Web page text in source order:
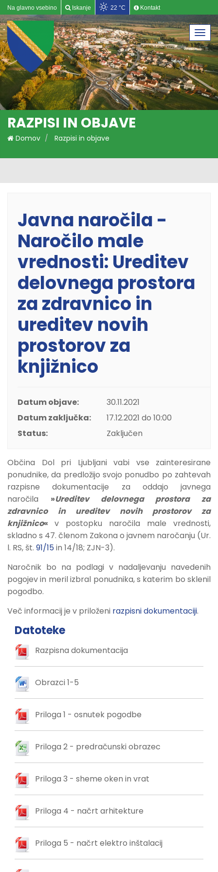
Na glavno vsebino Iskanje 22 °C Kontakt
RAZPISI IN OBJAVE
Domov Razpisi in objave
Javna naročila -
Naročilo male
vrednosti: Ureditev
delovnega prostora
za zdravnico in
ureditev novih
prostorov za
knjižnico
Datum objave:
30.11.2021
Datum zaključka:
17.12.2021 do 10:00
Status:
Zaključen
Občina Dol pri Ljubljani vabi vse zainteresirane
ponudnike, da predložijo svojo ponudbo po zahtevah
razpisne dokumentacije za oddajo javnega
naročila »Ureditev delovnega prostora za
zdravnico in ureditev novih prostorov za
knjižnico« v postopku naročila male vrednosti,
skladno s 47. členom Zakona o javnem naročanju (Ur.
l. RS, št. 91/15in 14/18; ZJN-3).
Naročnik bo na podlagi v nadaljevanju navedenih
pogojev in meril izbral ponudnika, s katerim bo sklenil
pogodbo.
Več informacij je v priloženi razpisni dokumentaciji.
Datoteke
Razpisna dokumentacija
Obrazci 1-5
Priloga 1 - osnutek pogodbe
Priloga 2 - predračunski obrazec
Priloga 3 - sheme oken in vrat
Priloga 4 - načrt arhitekture
Priloga 5 - načrt elektro inštalacij